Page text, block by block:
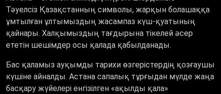
Тәуелсіз Қазақстанның символы, жарқын болашаққа
ұмтылған ұлтымыздың жасампаз күш-қуатының
қайнары. Халқымыздың тағдырына тікелей әсер
ететін шешімдер осы қалада қабылданады.
Бас қаламыз ауқымды тарихи өзгерістердің қозғаушы
күшіне айналды. Астана сапалық тұрғыдан мүлде жаңа
басқару жүйелері енгізілген «ақылды қала»